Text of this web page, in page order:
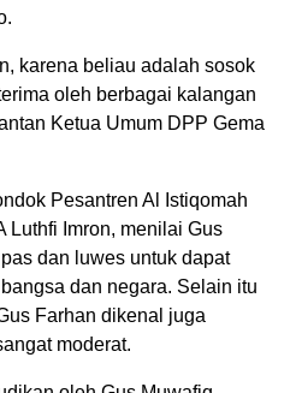
karena beliau adalah sosok
oleh berbagai kalangan
Ketua Umum DPP Gema
Pesantren Al Istiqomah
Luthfi Imron, menilai Gus
dan luwes untuk dapat
dan negara. Selain itu
Farhan dikenal juga
moderat.